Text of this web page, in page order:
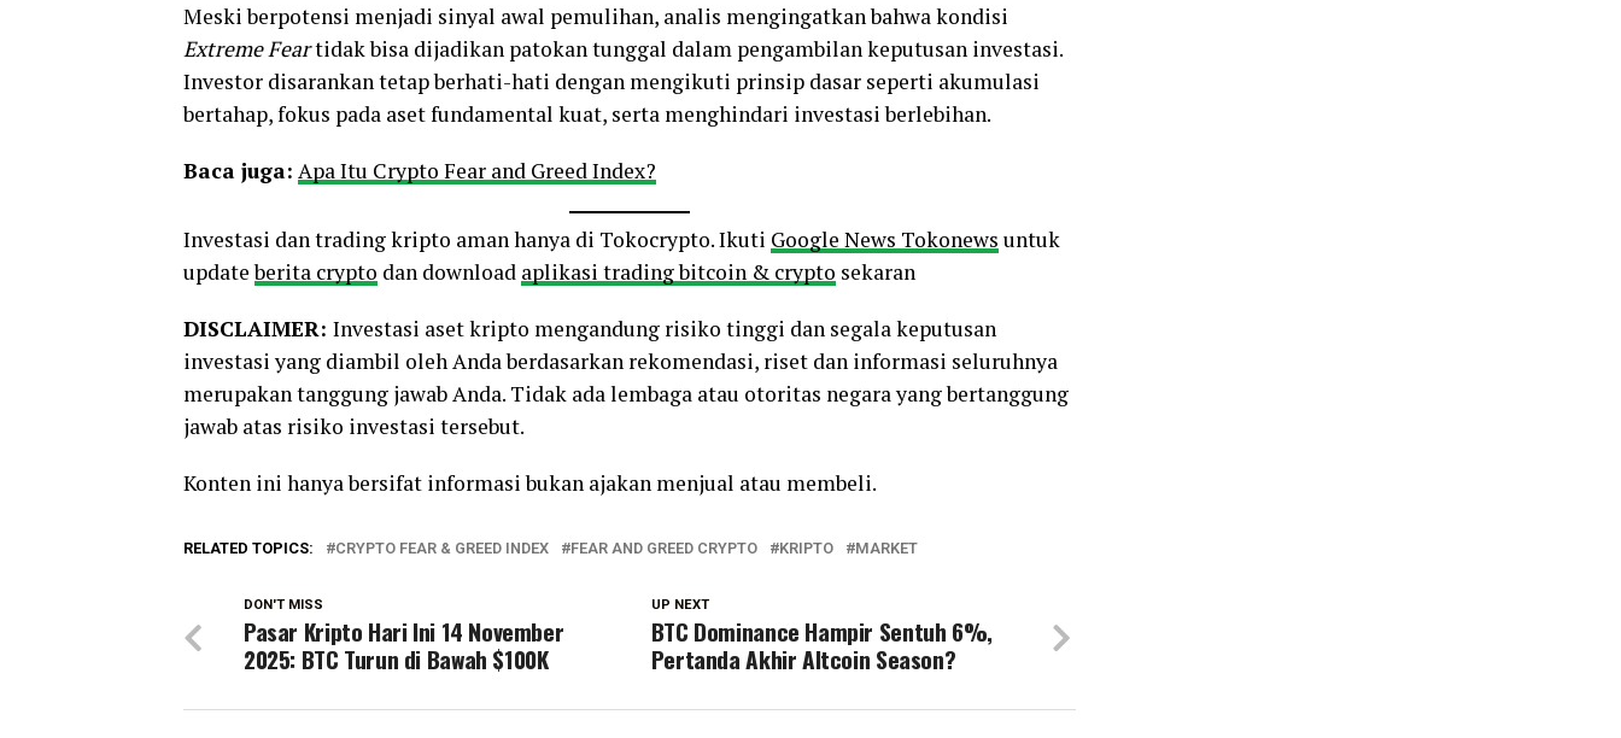
Meski berpotensi menjadi sinyal awal pemulihan, analis mengingatkan bahwa kondisi
Extreme Feartidak bisa dijadikan patokan tunggal dalam pengambilan keputusan investasi.
Investor disarankan tetap berhati-hati dengan mengikuti prinsip dasar seperti akumulasi
bertahap, fokus pada aset fundamental kuat, serta menghindari investasi berlebihan.
Baca juga: Apa Itu Crypto Fear and Greed Index?
Investasi dan trading kripto aman hanya di Tokocrypto. Ikuti Google News Tokonews untuk
updateberita crypto dan download aplikasi trading bitcoin & crypto sekaran
DISCLAIMER: Investasi aset kripto mengandung risiko tinggi dan segala keputusan
investasi yang diambil oleh Anda berdasarkan rekomendasi, riset dan informasi seluruhnya
merupakan tanggung jawab Anda. Tidak ada lembaga atau otoritas negara yang bertanggung
jawab atas risiko investasi tersebut.
Konten ini hanya bersifat informasi bukan ajakan menjual atau membeli.
RELATED TOPICS: CRYPTO FEAR & GREED INDEX FEAR AND GREED CRYPTO KRIPTO MARKET
UP NEXT
BTC Dominance Hampir Sentuh 6%,
Pertanda Akhir Altcoin Season?
DON'T MISS
Pasar Kripto Hari Ini 14 November
2025: BTC Turun di Bawah $100K